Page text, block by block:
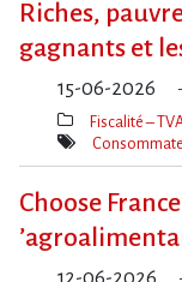
Riches,
gagnants et
15-06-2026
Thèmes(s)
Fiscalité –
Mot(s)-
Choose